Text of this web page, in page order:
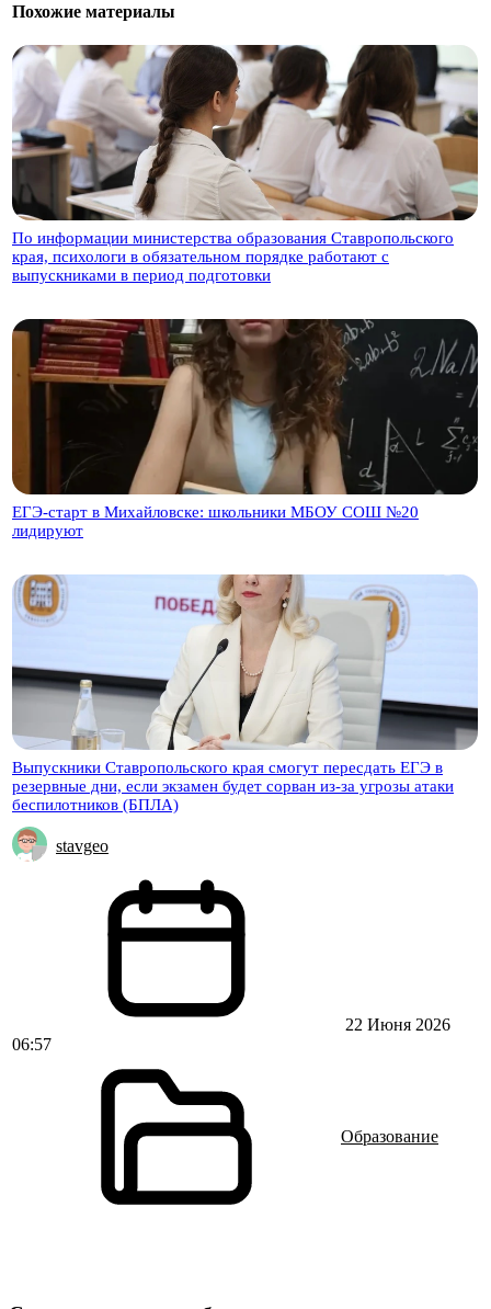
Похожие материалы
По информации министерства образования Ставропольского
края, психологи в обязательном порядке работают с
выпускниками в период подготовки
ЕГЭ-старт в Михайловске: школьники МБОУ СОШ №20
лидируют
Выпускники Ставропольского края смогут пересдать ЕГЭ в
резервные дни, если экзамен будет сорван из-за угрозы атаки
беспилотников (БПЛА)
stavgeo
22 Июня 2026
06:57
Образование